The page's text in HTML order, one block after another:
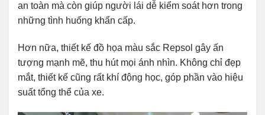
an toàn mà còn giúp người lái dễ kiểm soát hơn trong
những tình huống khẩn cấp.
Hơn nữa, thiết kế đồ họa màu sắc Repsol gây ấn
tượng mạnh mẽ, thu hút mọi ánh nhìn. Không chỉ đẹp
mắt, thiết kế cũng rất khí động học, góp phần vào hiệu
suất tổng thể của xe.